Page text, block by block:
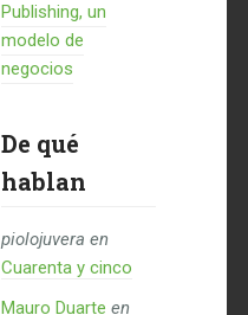
Publishing, un
modelo de
negocios
De qué
hablan
piolojuvera en
Cuarenta y cinco
Mauro Duarte en